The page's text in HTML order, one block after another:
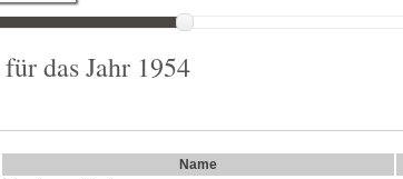
das Jahr 1954
Name